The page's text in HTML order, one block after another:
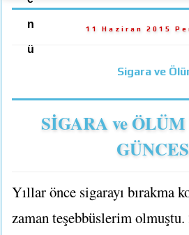
n
ü
11 Haziran 2015
Sigara ve
SİGARA ve
Yıllar önce sigarayı bırakma
zaman teşebbüslerim olmuştu.